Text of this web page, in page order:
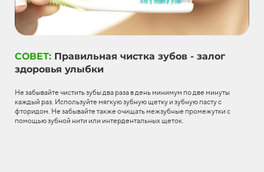
СОВЕТ: Правильная чистка зубов - залог
здоровья улыбки
Не забывайте чистить зубы два раза в день минимум по две минуты
каждый раз. Используйте мягкую зубную щетку и зубную пасту с
фторидом. Не забывайте также очищать межзубные промежутки с
помощью зубной нити или интердентальных щеток.